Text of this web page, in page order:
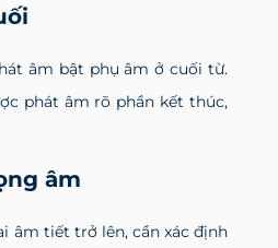
âm bật phụ âm ở cuối từ.
phát âm rõ phần kết thúc,
âm
âm tiết trở lên, cần xác định